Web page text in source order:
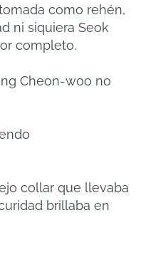
como rehén,
ni siquiera Seok
completo.
Cheon-woo no
collar que llevaba
brillaba en